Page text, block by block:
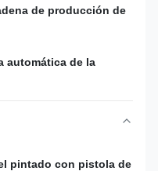
de producción de
automática de la
pintado con pistola de